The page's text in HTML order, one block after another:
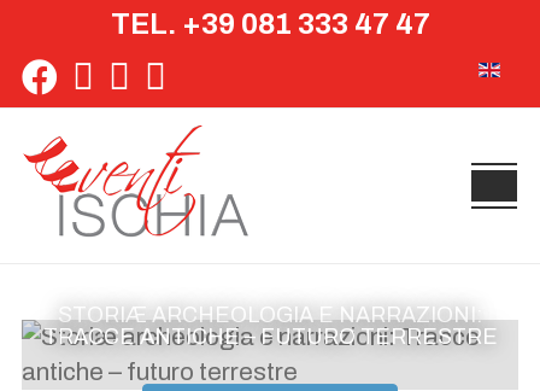
TEL. +39 081 333 47 47
STORIÆ ARCHEOLOGIA E NARRAZIONI:
TRACCE ANTICHE – FUTURO TERRESTRE